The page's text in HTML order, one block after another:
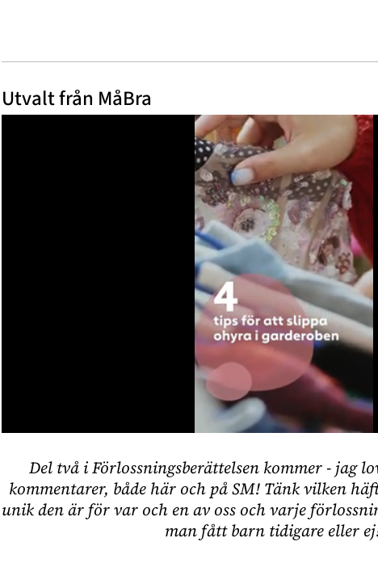
Utvalt från MåBra
secondsVolume
Del två i Förlossningsberättelsen kommer - jag
kommentarer, både här och på SM! Tänk vilken
unik den är för var och en av oss och varje
man fått barn tidigare eller